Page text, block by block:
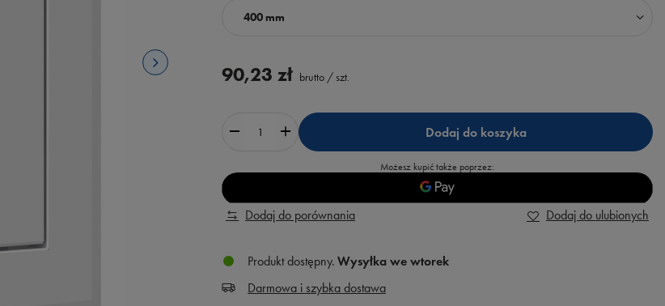
400 mm
90,23 zł brutto / szt.
Dodaj do koszyka
Możesz kupić także poprzez:
Dodaj do porównania Dodaj do ulubionych
Produkt dostępny Wysyłka we wtorek
Darmowa i szybka dostawa